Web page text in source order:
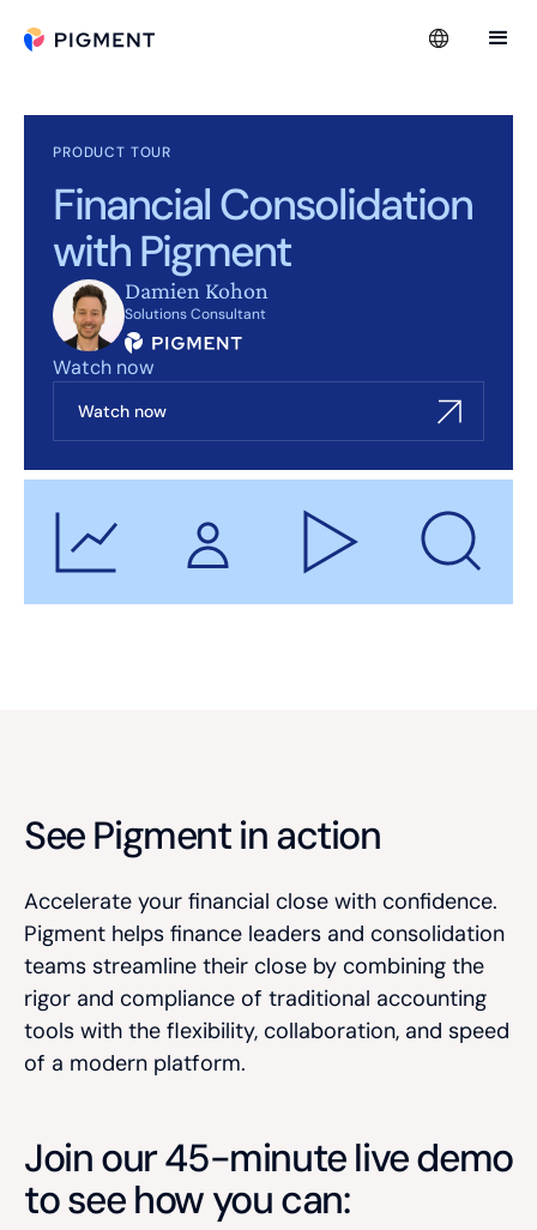
PRODUCT TOUR
Financial Consolidation
with Pigment
Damien Kohon
Solutions Consultant
Watch now
Watch now
See Pigment in action
Accelerate your financial close with confidence.
Pigment helps finance leaders and consolidation
teams streamline their close by combining the
rigor and compliance of traditional accounting
tools with the flexibility, collaboration, and speed
of a modern platform.
Join our 45-minute live demo
to see how you can: